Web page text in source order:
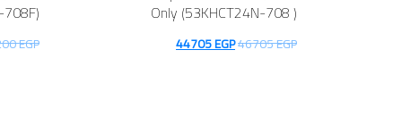
Only (53KHCT24N-708 )
46705EGP
السعر44705EGP
السعر
EGP